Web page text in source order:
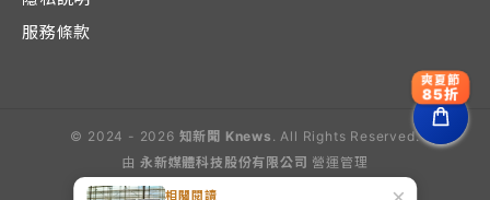
相關閱讀
服務條款
© 2024 - 2026 知新聞 Knews . All Rights Reserved.
由 永新媒體科技股份有限公司 營運管理
Operated by E-Lite Media Co., Ltd.
爽夏節
85折